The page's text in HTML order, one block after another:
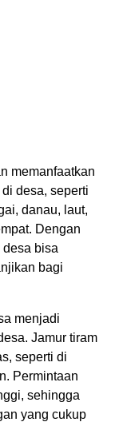
memanfaatkan
desa, seperti
danau, laut,
Dengan
bisa
bagi
menjadi
Jamur tiram
seperti di
Permintaan
sehingga
yang cukup